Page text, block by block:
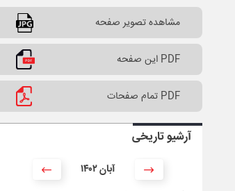
مشاهده تصویر صفحه
PDF این صفحه
PDF تمام صفحات
آرشیو تاریخی
۱۴۰۲ آبان